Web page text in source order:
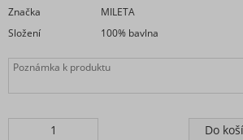
Značka
MILETA
Složení
100% bavlna